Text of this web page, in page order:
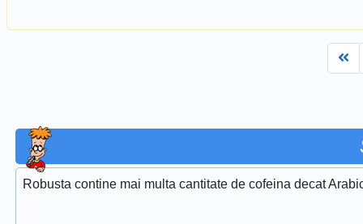
Robusta contine mai multa cantitate de cofeina decat